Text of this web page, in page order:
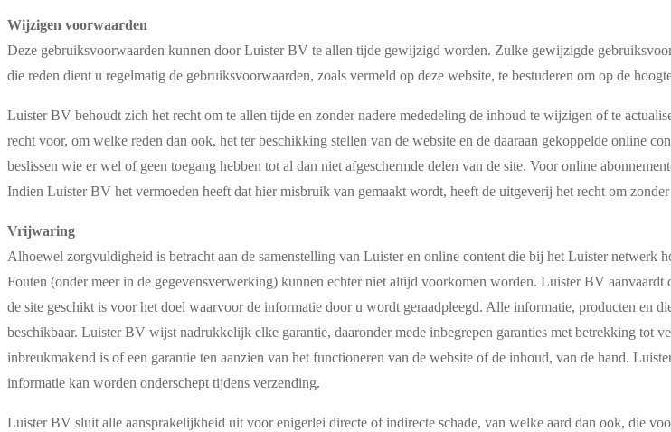
Wijzigen voorwaarden
Deze gebruiksvoorwaarden kunnen door Luister BV te allen tijde gewijzigd worden. Zulke gewijzigde
die reden dient u regelmatig de gebruiksvoorwaarden, zoals vermeld op deze website, te bestuderen om op de
Luister BV behoudt zich het recht om te allen tijde en zonder nadere mededeling de inhoud te wijzigen of te
recht voor, om welke reden dan ook, het ter beschikking stellen van de website en de daaraan gekoppelde online
beslissen wie er wel of geen toegang hebben tot al dan niet afgeschermde delen van de site. Voor online
Indien Luister BV het vermoeden heeft dat hier misbruik van gemaakt wordt, heeft de uitgeverij het recht om
Vrijwaring
Alhoewel zorgvuldigheid is betracht aan de samenstelling van Luister en online content die bij het Luister
Fouten (onder meer in de gegevensverwerking) kunnen echter niet altijd voorkomen worden. Luister BV
de site geschikt is voor het doel waarvoor de informatie door u wordt geraadpleegd. Alle informatie, producten en
beschikbaar. Luister BV wijst nadrukkelijk elke garantie, daaronder mede inbegrepen garanties met betrekking tot
inbreukmakend is of een garantie ten aanzien van het functioneren van de website of de inhoud, van de hand.
informatie kan worden onderschept tijdens verzending.
Luister BV sluit alle aansprakelijkheid uit voor enigerlei directe of indirecte schade, van welke aard dan ook, die